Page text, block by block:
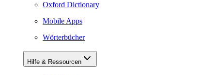
Oxford Dictionary
Mobile Apps
Wörterbücher
Hilfe & Ressourcen